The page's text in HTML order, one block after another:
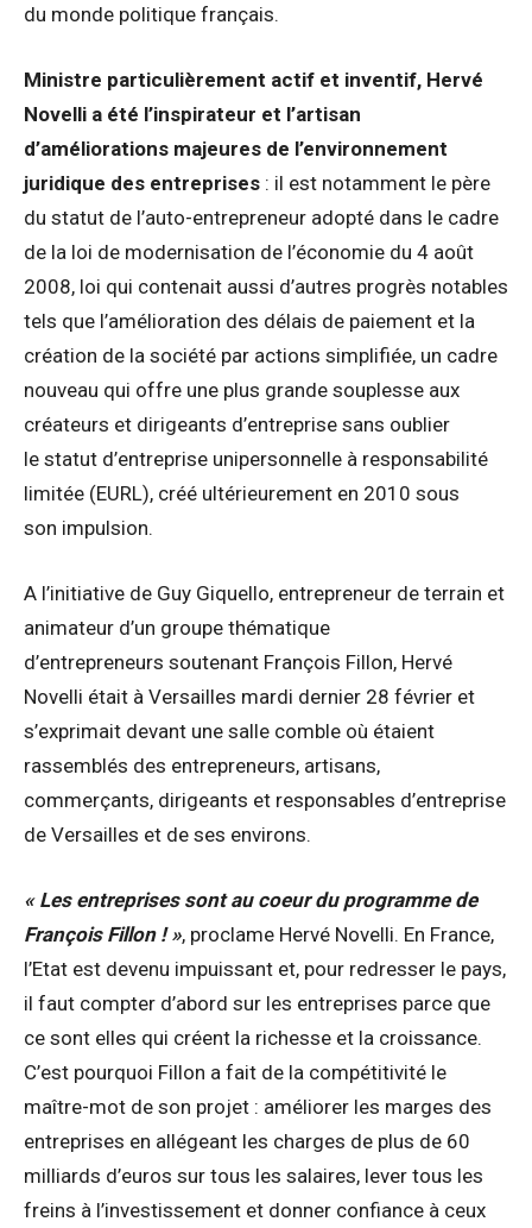
du monde politique français.
Ministre particulièrement actif et inventif, Hervé
Novelli a été l’inspirateur et l’artisan
d’améliorations majeures de l’environnement
juridique des entreprises : il est notamment le père
du statut de l’auto-entrepreneur adopté dans le cadre
de la loi de modernisation de l’économie du 4 août
2008, loi qui contenait aussi d’autres progrès notables
tels que l’amélioration des délais de paiement et la
création de la société par actions simplifiée, un cadre
nouveau qui offre une plus grande souplesse aux
créateurs et dirigeants d’entreprise sans oublier
le statut d’entreprise unipersonnelle à responsabilité
limitée (EURL), créé ultérieurement en 2010 sous
son impulsion.
A l’initiative de Guy Giquello, entrepreneur de terrain et
animateur d’un groupe thématique
d’entrepreneurs soutenant François Fillon, Hervé
Novelli était à Versailles mardi dernier 28 février et
s’exprimait devant une salle comble où étaient
rassemblés des entrepreneurs, artisans,
commerçants, dirigeants et responsables d’entreprise
de Versailles et de ses environs.
« Les entreprises sont au coeur du programme de
François Fillon ! », proclame Hervé Novelli. En France,
l’Etat est devenu impuissant et, pour redresser le pays,
il faut compter d’abord sur les entreprises parce que
ce sont elles qui créent la richesse et la croissance.
C’est pourquoi Fillon a fait de la compétitivité le
maître-mot de son projet : améliorer les marges des
entreprises en allégeant les charges de plus de 60
milliards d’euros sur tous les salaires, lever tous les
freins à l’investissement et donner confiance à ceux